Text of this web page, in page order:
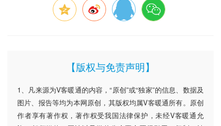
【版权与免责声明】
1、凡来源为V客暖通的内容，“原创”或“独家”的信息、数据及
图片、报告等均为本网原创，其版权均属V客暖通所有。原创
作者享有著作权，著作权受我国法律保护，未经V客暖通允